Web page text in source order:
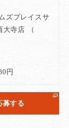
ズプレイスサ
大寺店 （
円
募する